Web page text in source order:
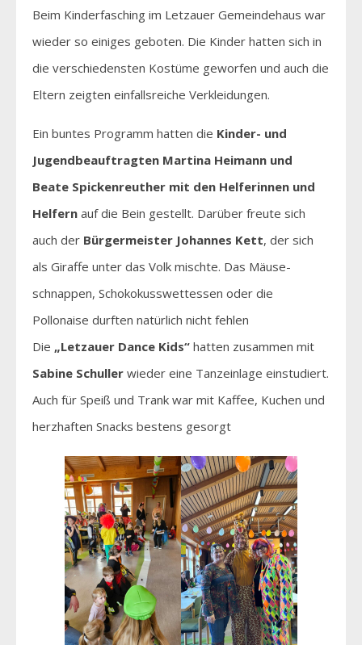
Beim Kinderfasching im Letzauer Gemeindehaus war
wieder so einiges geboten. Die Kinder hatten sich in
die verschiedensten Kostüme geworfen und auch die
Eltern zeigten einfallsreiche Verkleidungen.
Ein buntes Programm hatten die Kinder- und
Jugendbeauftragten Martina Heimann und
Beate Spickenreuther mit den Helferinnen und
Helfern auf die Bein gestellt. Darüber freute sich
auch der Bürgermeister Johannes Kett, der sich
als Giraffe unter das Volk mischte. Das Mäuse-
schnappen, Schokokusswettessen oder die
Pollonaise durften natürlich nicht fehlen
Die „Letzauer Dance Kids“ hatten zusammen mit
Sabine Schuller wieder eine Tanzeinlage einstudiert.
Auch für Speiß und Trank war mit Kaffee, Kuchen und
herzhaften Snacks bestens gesorgt